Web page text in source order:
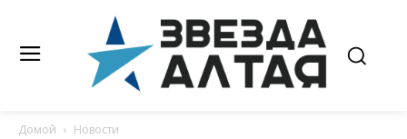
Домой Новости